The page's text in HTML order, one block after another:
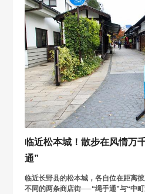
临近松本城！散步在风情万
通”
临近长野县的松本城，各自位在距离
不同的两条商店街──“绳手通”与“中